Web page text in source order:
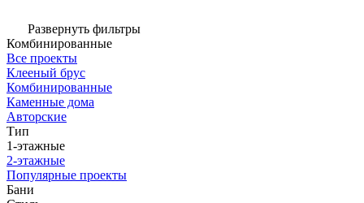
Развернуть фильтры
Комбинированные
Все проекты
Клееный брус
Комбинированные
Каменные дома
Авторские
Тип
1-этажные
2-этажные
Популярные проекты
Бани